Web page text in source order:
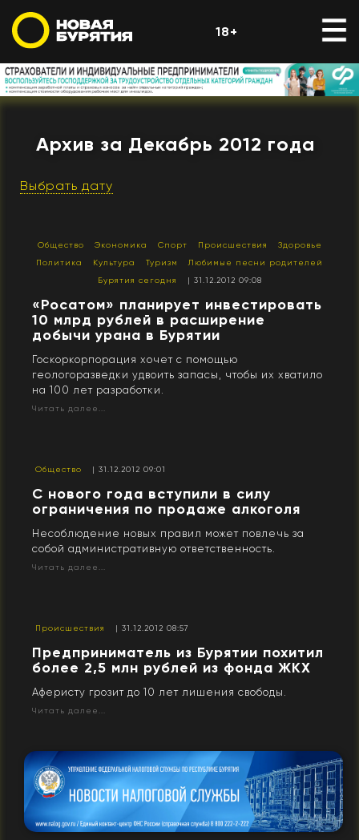
18+
Архив за Декабрь 2012 года
Выбрать дату
Общество Экономика Спорт Происшествия
Здоровье
Политика
Культура Туризм
Любимые песни родителей
Бурятия сегодня
| 31.12.2012 09:08
«Росатом» планирует инвестировать
10 млрд рублей в расширение
добычи урана в Бурятии
Госкоркорпорация хочет с помощью
геологоразведки удвоить запасы, чтобы их хватило
на 100 лет разработки.
Читать далее...
Общество | 31.12.2012 09:01
С нового года вступили в силу
ограничения по продаже алкоголя
Несоблюдение новых правил может повлечь за
собой административную ответственность.
Читать далее...
Происшествия | 31.12.2012 08:57
Предприниматель из Бурятии похитил
более 2,5 млн рублей из фонда ЖКХ
Аферисту грозит до 10 лет лишения свободы.
Читать далее...